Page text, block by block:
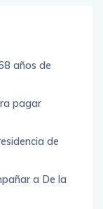
años de
pagar
de
a De la